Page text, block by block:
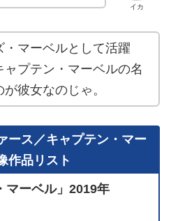
イカ
・マーベルとして活躍
ャプテン・マーベルの名
彼女なのじゃ。
ース／キャプテン・マー
作品リスト
マーベル」2019年